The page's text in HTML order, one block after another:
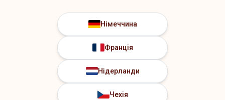
Німеччина
Франція
Нідерланди
Чехія